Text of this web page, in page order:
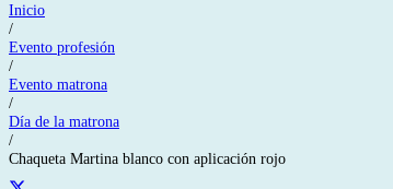
Inicio
/
Evento profesión
/
Evento matrona
/
Día de la matrona
/
Chaqueta Martina blanco con aplicación rojo